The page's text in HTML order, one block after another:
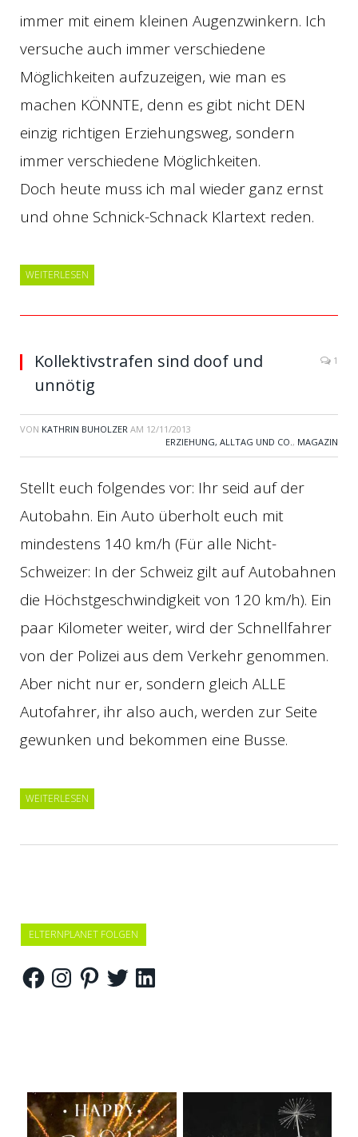
immer mit einem kleinen Augenzwinkern. Ich
versuche auch immer verschiedene
Möglichkeiten aufzuzeigen, wie man es
machen KÖNNTE, denn es gibt nicht DEN
einzig richtigen Erziehungsweg, sondern
immer verschiedene Möglichkeiten.
Doch heute muss ich mal wieder ganz ernst
und ohne Schnick-Schnack Klartext reden.
WEITERLESEN
Kollektivstrafen sind doof und
unnötig
1
VON KATHRIN BUHOLZER AM 12/11/2013
ERZIEHUNG, ALLTAG UND CO., MAGAZIN
Stellt euch folgendes vor: Ihr seid auf der
Autobahn. Ein Auto überholt euch mit
mindestens 140 km/h (Für alle Nicht-
Schweizer: In der Schweiz gilt auf Autobahnen
die Höchstgeschwindigkeit von 120 km/h). Ein
paar Kilometer weiter, wird der Schnellfahrer
von der Polizei aus dem Verkehr genommen.
Aber nicht nur er, sondern gleich ALLE
Autofahrer, ihr also auch, werden zur Seite
gewunken und bekommen eine Busse.
WEITERLESEN
ELTERNPLANET FOLGEN
FacebookInstagramPinterestTwitterLinkedIn